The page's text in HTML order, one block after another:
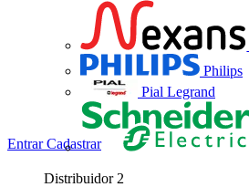
Philips
Pial Legrand
Distribuidor 2
EntrarCadastrar